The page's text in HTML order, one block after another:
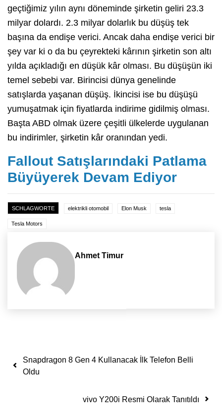
geçtiğimiz yılın aynı döneminde şirketin geliri 23.3
milyar dolardı. 2.3 milyar dolarlık bu düşüş tek
başına da endişe verici. Ancak daha endişe verici bir
şey var ki o da bu çeyrekteki kârının şirketin son altı
yılda açıkladığı en düşük kâr olması. Bu düşüşün iki
temel sebebi var. Birincisi dünya genelinde
satışlarda yaşanan düşüş. İkincisi ise bu düşüşü
yumuşatmak için fiyatlarda indirime gidilmiş olması.
Başta ABD olmak üzere çeşitli ülkelerde uygulanan
bu indirimler, şirketin kâr oranından yedi.
Fallout Satışlarındaki Patlama
Büyüyerek Devam Ediyor
SCHLAGWORTE elektrikli otomobil Elon Musk tesla
Tesla Motors
Ahmet Timur
Yazı dolaşımı
Snapdragon 8 Gen 4 Kullanacak İlk Telefon Belli
Oldu
vivo Y200i Resmi Olarak Tanıtıldı